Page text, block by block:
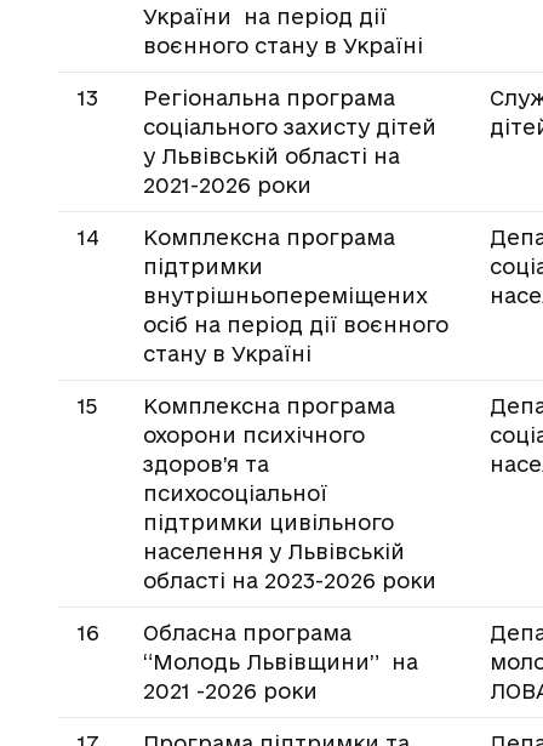
України на період дії
воєнного стану в Україні
13
Регіональна програма
соціального захисту дітей
у Львівській області на
2021-2026 роки
14
Комплексна програма
підтримки
внутрішньопереміщених
осіб на період дії воєнного
стану в Україні
15
Комплексна програма
охорони психічного
здоров’я та
психосоціальної
підтримки цивільного
населення у Львівській
області на 2023-2026 роки
16
Обласна програма
“Молодь Львівщини” на
2021 -2026 роки